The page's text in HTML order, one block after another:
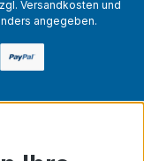
Versandkosten und
angegeben.